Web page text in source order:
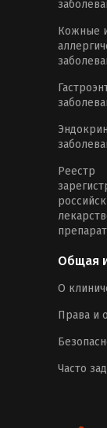
Кожные
Реестр
Общая
О
Права и
Часто